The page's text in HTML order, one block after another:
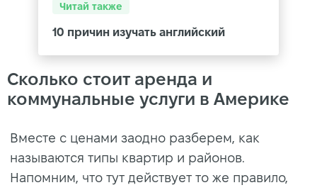
Читай также
10 причин изучать английский
Сколько стоит аренда и
коммунальные услуги в Америке
Вместе с ценами заодно разберем, как
называются типы квартир и районов.
Напомним, что тут действует то же правило,